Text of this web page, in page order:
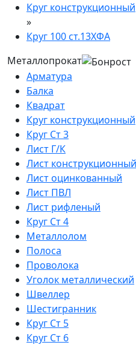
Круг конструкционный
»
Круг 100 ст.13ХФА
Металлопрокат
Арматура
Балка
Квадрат
Круг конструкционный
Круг Ст 3
Лист Г/К
Лист конструкционный
Лист оцинкованный
Лист ПВЛ
Лист рифленый
Круг Ст 4
Металлолом
Полоса
Проволока
Уголок металлический
Швеллер
Шестигранник
Круг Ст 5
Круг Ст 6